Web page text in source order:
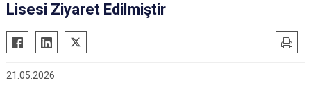
Lisesi Ziyaret Edilmiştir
21.05.2026